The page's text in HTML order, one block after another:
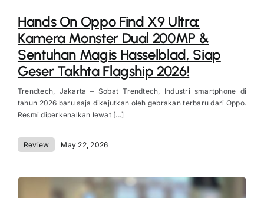
Hands On Oppo Find X9 Ultra:
Kamera Monster Dual 200MP &
Sentuhan Magis Hasselblad, Siap
Geser Takhta Flagship 2026!
Trendtech, Jakarta – Sobat Trendtech, Industri smartphone di
tahun 2026 baru saja dikejutkan oleh gebrakan terbaru dari Oppo.
Resmi diperkenalkan lewat [...]
Review May 22, 2026